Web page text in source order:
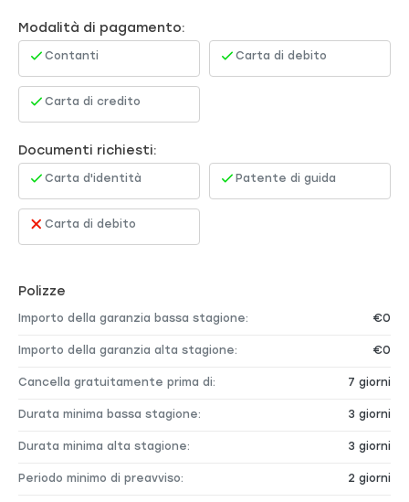
Modalità di pagamento:
Contanti Carta di debito
Carta di credito
Documenti richiesti:
Carta d'identità Patente di guida
Carta di debito
Polizze
Importo della garanzia bassa stagione: €0
Importo della garanzia alta stagione: €0
Cancella gratuitamente prima di: 7 giorni
Durata minima bassa stagione: 3 giorni
Durata minima alta stagione: 3 giorni
Periodo minimo di preavviso: 2 giorni